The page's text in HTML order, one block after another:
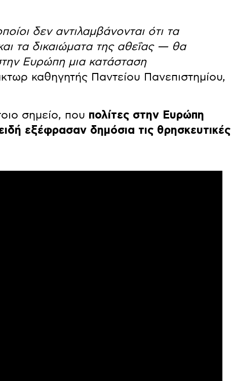
δεν αντιλαμβάνονται ότι τα
τα δικαιώματα της αθεΐας — θα
Ευρώπη μια κατάσταση
καθηγητής Παντείου Πανεπιστημίου,
σημείο, που πολίτες στην Ευρώπη
εξέφρασαν δημόσια τις θρησκευτικές